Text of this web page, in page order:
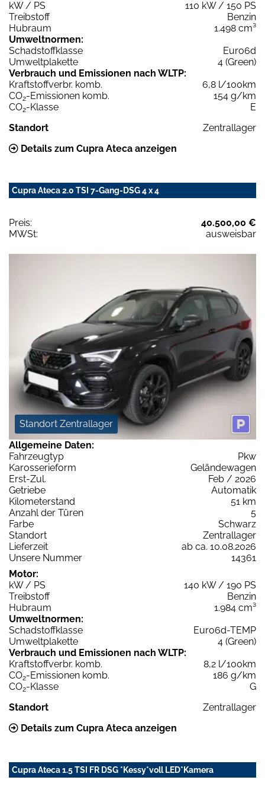
kW / PS
110 kW / 150 PS
Treibstoff
Benzin
Hubraum
1.498 cm³
Umweltnormen:
Schadstoffklasse
Euro6d
Umweltplakette
4 (Green)
Verbrauch und Emissionen nach WLTP:
Kraftstoffverbr. komb.
6,8 l/100km
CO2-Emissionen komb.
154 g/km
CO2-Klasse
E
Standort
Zentrallager
Details zum Cupra Ateca anzeigen
Cupra Ateca 2.0 TSI 7-Gang-DSG 4 x 4
Preis:
40.500,00 €
MWSt:
ausweisbar
Standort Zentrallager
Allgemeine Daten:
Fahrzeugtyp
Pkw
Karosserieform
Geländewagen
Erst-Zul.
Feb / 2026
Getriebe
Automatik
Kilometerstand
51 km
Anzahl der Türen
5
Farbe
Schwarz
Standort
Zentrallager
Lieferzeit
ab ca. 10.08.2026
Unsere Nummer
14361
Motor:
kW / PS
140 kW / 190 PS
Treibstoff
Benzin
Hubraum
1.984 cm³
Umweltnormen:
Schadstoffklasse
Euro6d-TEMP
Umweltplakette
4 (Green)
Verbrauch und Emissionen nach WLTP:
Kraftstoffverbr. komb.
8,2 l/100km
CO2-Emissionen komb.
186 g/km
CO2-Klasse
G
Standort
Zentrallager
Details zum Cupra Ateca anzeigen
Cupra Ateca 1.5 TSI FR DSG *Kessy*voll LED*Kamera